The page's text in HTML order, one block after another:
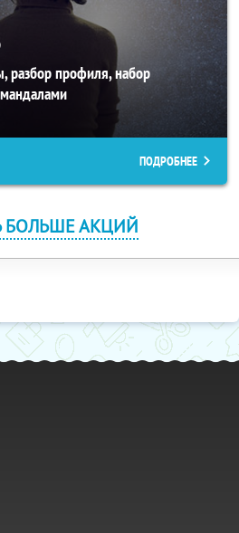
разбор профиля, набор
мандалами
ПОДРОБНЕЕ
БОЛЬШЕ АКЦИЙ